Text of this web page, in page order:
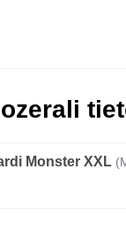
Monster XXL